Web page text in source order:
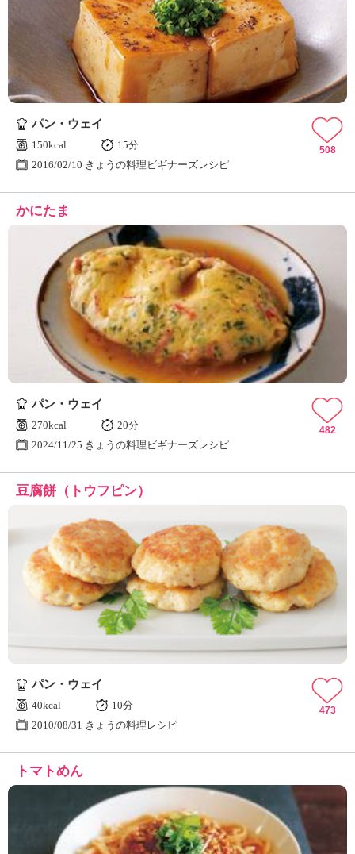
パン・ウェイ
150kcal
15分
2016/02/10 きょうの料理ビギナーズレシピ
508
かにたま
パン・ウェイ
270kcal
20分
2024/11/25 きょうの料理ビギナーズレシピ
482
豆腐餅（トウフピン）
パン・ウェイ
40kcal
10分
2010/08/31 きょうの料理レシピ
473
トマトめん